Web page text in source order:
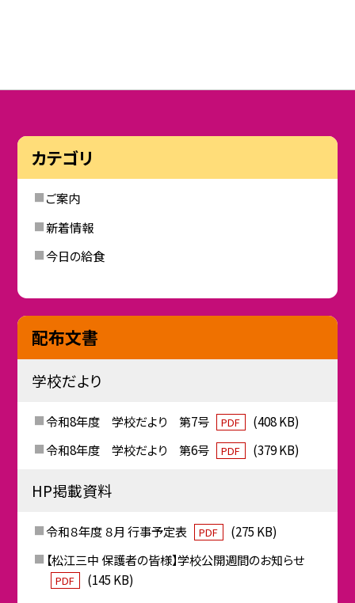
カテゴリ
ご案内
新着情報
今日の給食
配布文書
学校だより
令和8年度 学校だより 第7号 PDF
(408 KB)
令和8年度 学校だより 第6号
PDF (379 KB)
HP掲載資料
令和８年度 ８月 行事予定表 PDF
(275 KB)
【松江三中 保護者の皆様】学校公開週間のお知らせ
PDF
(145 KB)